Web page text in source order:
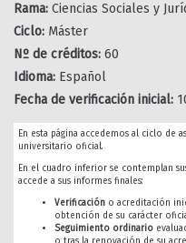
Rama: Ciencias Sociales y
Ciclo: Máster
Nº de créditos: 60
Idioma: Español
Fecha de verificación inicial:
En esta página accedemos al ciclo de
universitario oficial.
En el cuadro inferior se contemplan
accede a sus informes finales:
Verificación o acreditación
obtención de su carácter
Seguimiento ordinario